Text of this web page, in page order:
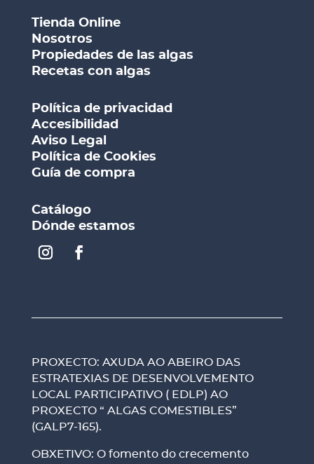
Tienda Online
Nosotros
Propiedades de las algas
Recetas con algas
Política de privacidad
Accesibilidad
Aviso Legal
Política de Cookies
Guía de compra
Catálogo
Dónde estamos
PROXECTO: AXUDA AO ABEIRO DAS
ESTRATEXIAS DE DESENVOLVEMENTO
LOCAL PARTICIPATIVO ( EDLP) AO
PROXECTO “ ALGAS COMESTIBLES”
(GALP7-165).
OBXETIVO: O fomento do crecemento